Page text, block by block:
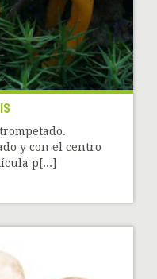
y con el centro
p[...]